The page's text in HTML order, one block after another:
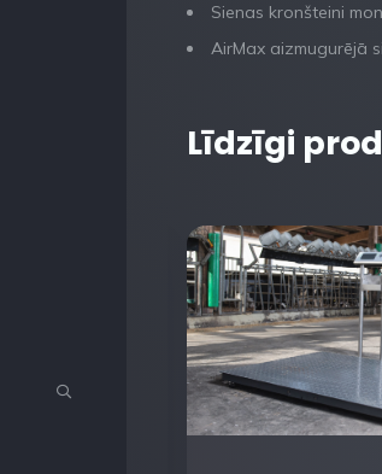
Sienas kronšteini
AirMax aizmugurējā
Līdzīgi